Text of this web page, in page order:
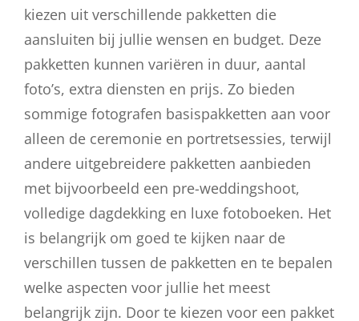
kiezen uit verschillende pakketten die
aansluiten bij jullie wensen en budget. Deze
pakketten kunnen variëren in duur, aantal
foto’s, extra diensten en prijs. Zo bieden
sommige fotografen basispakketten aan voor
alleen de ceremonie en portretsessies, terwijl
andere uitgebreidere pakketten aanbieden
met bijvoorbeeld een pre-weddingshoot,
volledige dagdekking en luxe fotoboeken. Het
is belangrijk om goed te kijken naar de
verschillen tussen de pakketten en te bepalen
welke aspecten voor jullie het meest
belangrijk zijn. Door te kiezen voor een pakket